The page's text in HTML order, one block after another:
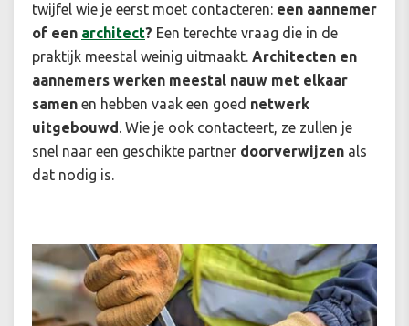
twijfel wie je eerst moet contacteren: een aannemer
of een architect? Een terechte vraag die in de
praktijk meestal weinig uitmaakt. Architecten en
aannemers werken meestal nauw met elkaar
samen en hebben vaak een goed netwerk
uitgebouwd. Wie je ook contacteert, ze zullen je
snel naar een geschikte partner doorverwijzen als
dat nodig is.